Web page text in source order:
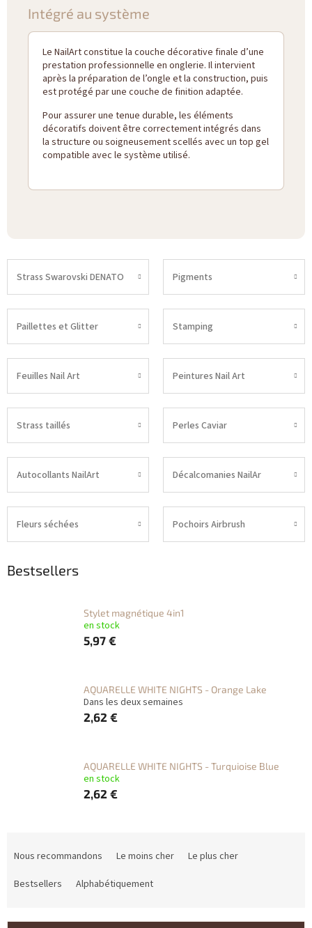
Intégré au système
Le NailArt constitue la couche décorative finale d’une
prestation professionnelle en onglerie. Il intervient
après la préparation de l’ongle et la construction, puis
est protégé par une couche de finition adaptée.
Pour assurer une tenue durable, les éléments
décoratifs doivent être correctement intégrés dans
la structure ou soigneusement scellés avec un top gel
compatible avec le système utilisé.
Strass Swarovski DENATO Pigments
Paillettes et Glitter Stamping
Feuilles Nail Art Peintures Nail Art
Strass taillés Perles Caviar
Autocollants NailArt Décalcomanies NailAr
Fleurs séchées Pochoirs Airbrush
Bestsellers
Stylet magnétique 4in1
en stock
5,97 €
AQUARELLE WHITE NIGHTS - Orange Lake
Dans les deux semaines
2,62 €
AQUARELLE WHITE NIGHTS - Turquioise Blue
en stock
2,62 €
Nous recommandons Le moins cher
Le plus cher
Bestsellers
Alphabétiquement